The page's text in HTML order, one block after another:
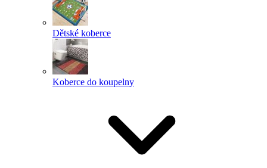
Dětské koberce
Koberce do koupelny